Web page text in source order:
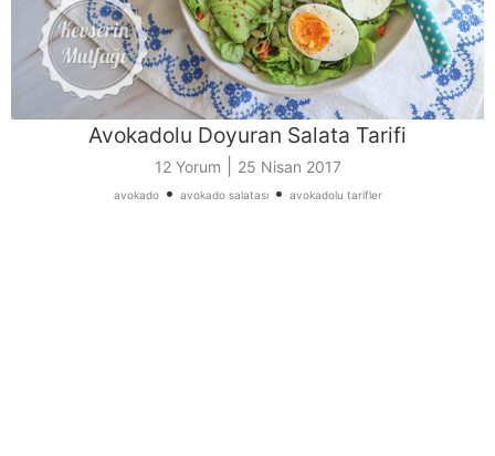
Avokadolu Doyuran Salata Tarifi
12 Yorum 25 Nisan 2017
avokado• avokado salatası• avokadolu tarifler